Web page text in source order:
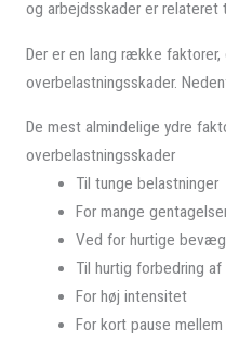
og arbejdsskader er
Der er en lang række
overbelastningsskader.
De mest almindelige ydre
overbelastningsskader
Til tunge belastninger
For mange
Ved for hurtige
Til hurtig forbedring
For høj intensitet
For kort pause